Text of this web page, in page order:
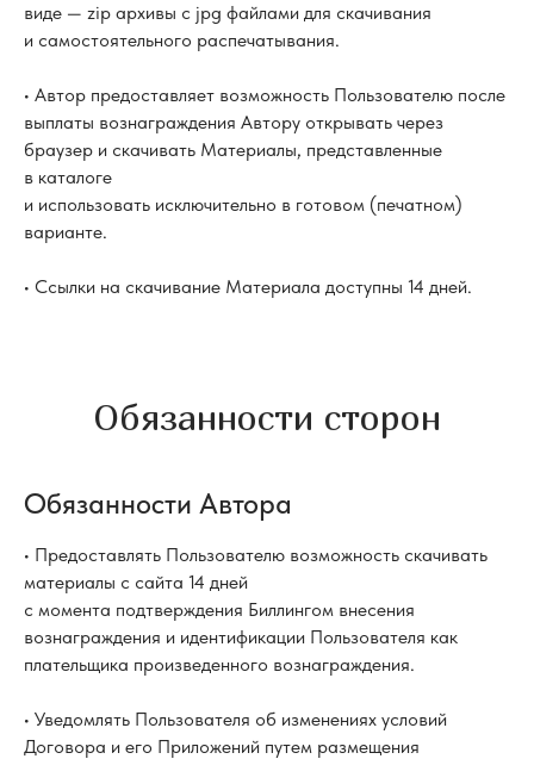
виде — zip архивы с jpg файлами для скачивания
и самостоятельного распечатывания.
• Автор предоставляет возможность Пользователю после
выплаты вознаграждения Автору открывать через
браузер и скачивать Материалы, представленные
в каталоге
и использовать исключительно в готовом (печатном)
варианте.
• Ссылки на скачивание Материала доступны 14 дней.
Обязанности сторон
Обязанности Автора
• Предоставлять Пользователю возможность скачивать
материалы с сайта 14 дней
с момента подтверждения Биллингом внесения
вознаграждения и идентификации Пользователя как
плательщика произведенного вознаграждения.
• Уведомлять Пользователя об изменениях условий
Договора и его Приложений путем размещения